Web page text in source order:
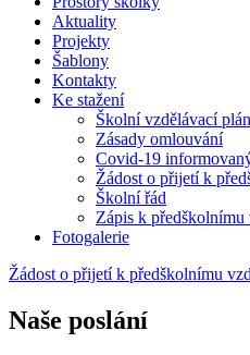
Aktuality
Projekty
Šablony
Kontakty
Ke stažení
Školní vzdělávací plán
Zásady omlouvání
Covid-19
Žádost o přijetí k
Školní řád
Zápis k
Fotogalerie
Žádost o přijetí k předškolnímu
Naše poslání